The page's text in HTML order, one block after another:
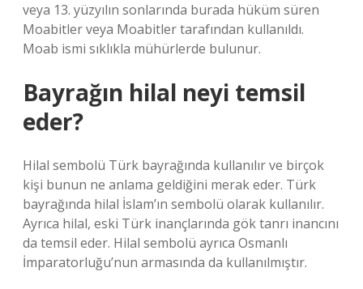
veya 13. yüzyılın sonlarında burada hüküm süren
Moabitler veya Moabitler tarafından kullanıldı.
Moab ismi sıklıkla mühürlerde bulunur.
Bayrağın hilal neyi temsil
eder?
Hilal sembolü Türk bayrağında kullanılır ve birçok
kişi bunun ne anlama geldiğini merak eder. Türk
bayrağında hilal İslam’ın sembolü olarak kullanılır.
Ayrıca hilal, eski Türk inançlarında gök tanrı inancını
da temsil eder. Hilal sembolü ayrıca Osmanlı
İmparatorluğu’nun armasında da kullanılmıştır.